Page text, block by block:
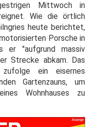
Mittwoch in
Wie die örtlich
heute berichtet,
Porsche in
er "aufgrund massiv
Strecke abkam. Das
ein eisernes
Gartenzauns, um
Wohnhauses zu